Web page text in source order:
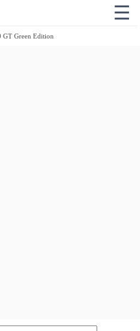
☰
Green Edition